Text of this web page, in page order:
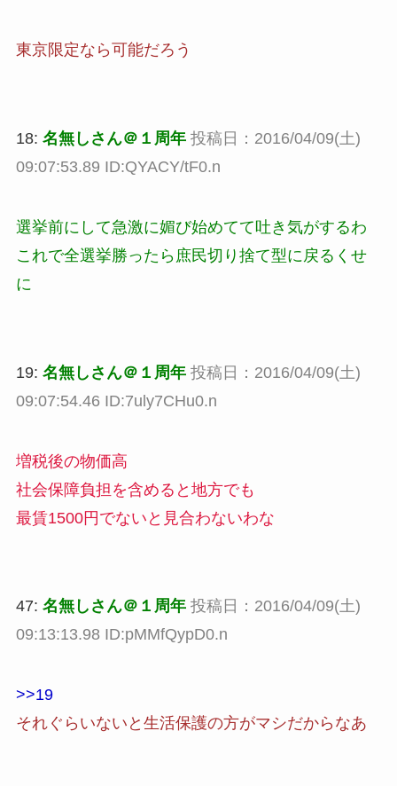
東京限定なら可能だろう
18: 名無しさん＠１周年 投稿日：2016/04/09(土)
09:07:53.89 ID:QYACY/tF0.n
選挙前にして急激に媚び始めてて吐き気がするわ
これで全選挙勝ったら庶民切り捨て型に戻るくせ
に
19: 名無しさん＠１周年 投稿日：2016/04/09(土)
09:07:54.46 ID:7uly7CHu0.n
増税後の物価高
社会保障負担を含めると地方でも
最賃1500円でないと見合わないわな
47: 名無しさん＠１周年 投稿日：2016/04/09(土)
09:13:13.98 ID:pMMfQypD0.n
>>19
それぐらいないと生活保護の方がマシだからなあ